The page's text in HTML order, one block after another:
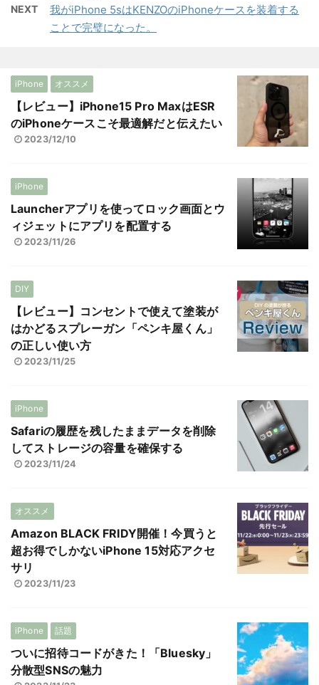
NEXT
我がiPhone 5sはKENZOのiPhoneケースを装着する
ことで完璧になった。
iPhone オススメ
【レビュー】iPhone15 Pro MaxはESR
のiPhoneケースこそ最適解だと伝えたい
2023/12/10
iPhone
Launcherアプリを使ってロック画面とウ
ィジェットにアプリを配置する
2023/11/26
DIY
【レビュー】コンセントで使えて塗装が
はかどるスプレーガン「ペンキ屋くん」
の正しい使い方
2023/11/25
iPhone
Safariの履歴を残したままデータを削除
してストレージの容量を確保する
2023/11/24
オススメ
Amazon BLACK FRIDY開催！今買うと
超お得でしかないiPhone 15対応アクセ
サリ
2023/11/23
iPhone 話題
ついに招待コードがきた！「Bluesky」
分散型SNSの魅力